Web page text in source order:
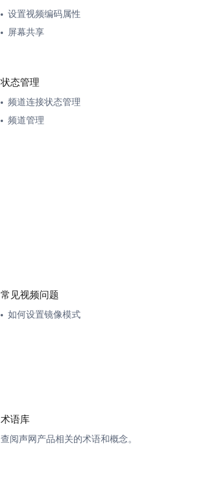
设置视频编码属性
屏幕共享
状态管理
频道连接状态管理
频道管理
常见视频问题
如何设置镜像模式
术语库
查阅声网产品相关的术语和概念。